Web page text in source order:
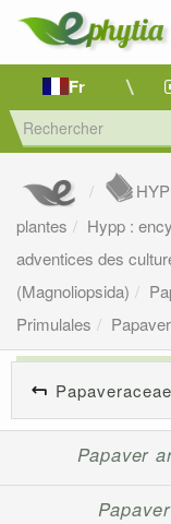
Fr
plantes
Hypp :
adventices des
(Magnoliopsida)
Primulales
Papaver